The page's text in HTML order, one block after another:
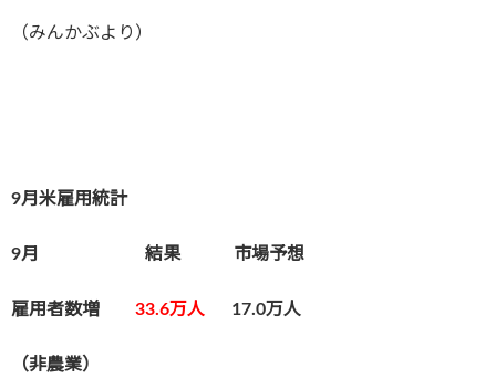
（みんかぶより）
9月米雇用統計
9月 結果 市場予想
雇用者数増 33.6万人 17.0万人
（非農業）